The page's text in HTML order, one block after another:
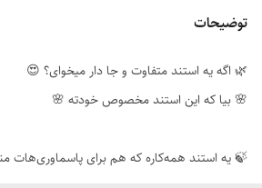
توضیحات
🌿 اگه یه استند متفاوت و جا دار میخوای؟ 😍
🌸 بیا که این استند مخصوص خودته 🌸
🍃 یه استند همه‌کاره که هم برای پاسماوری‌هات